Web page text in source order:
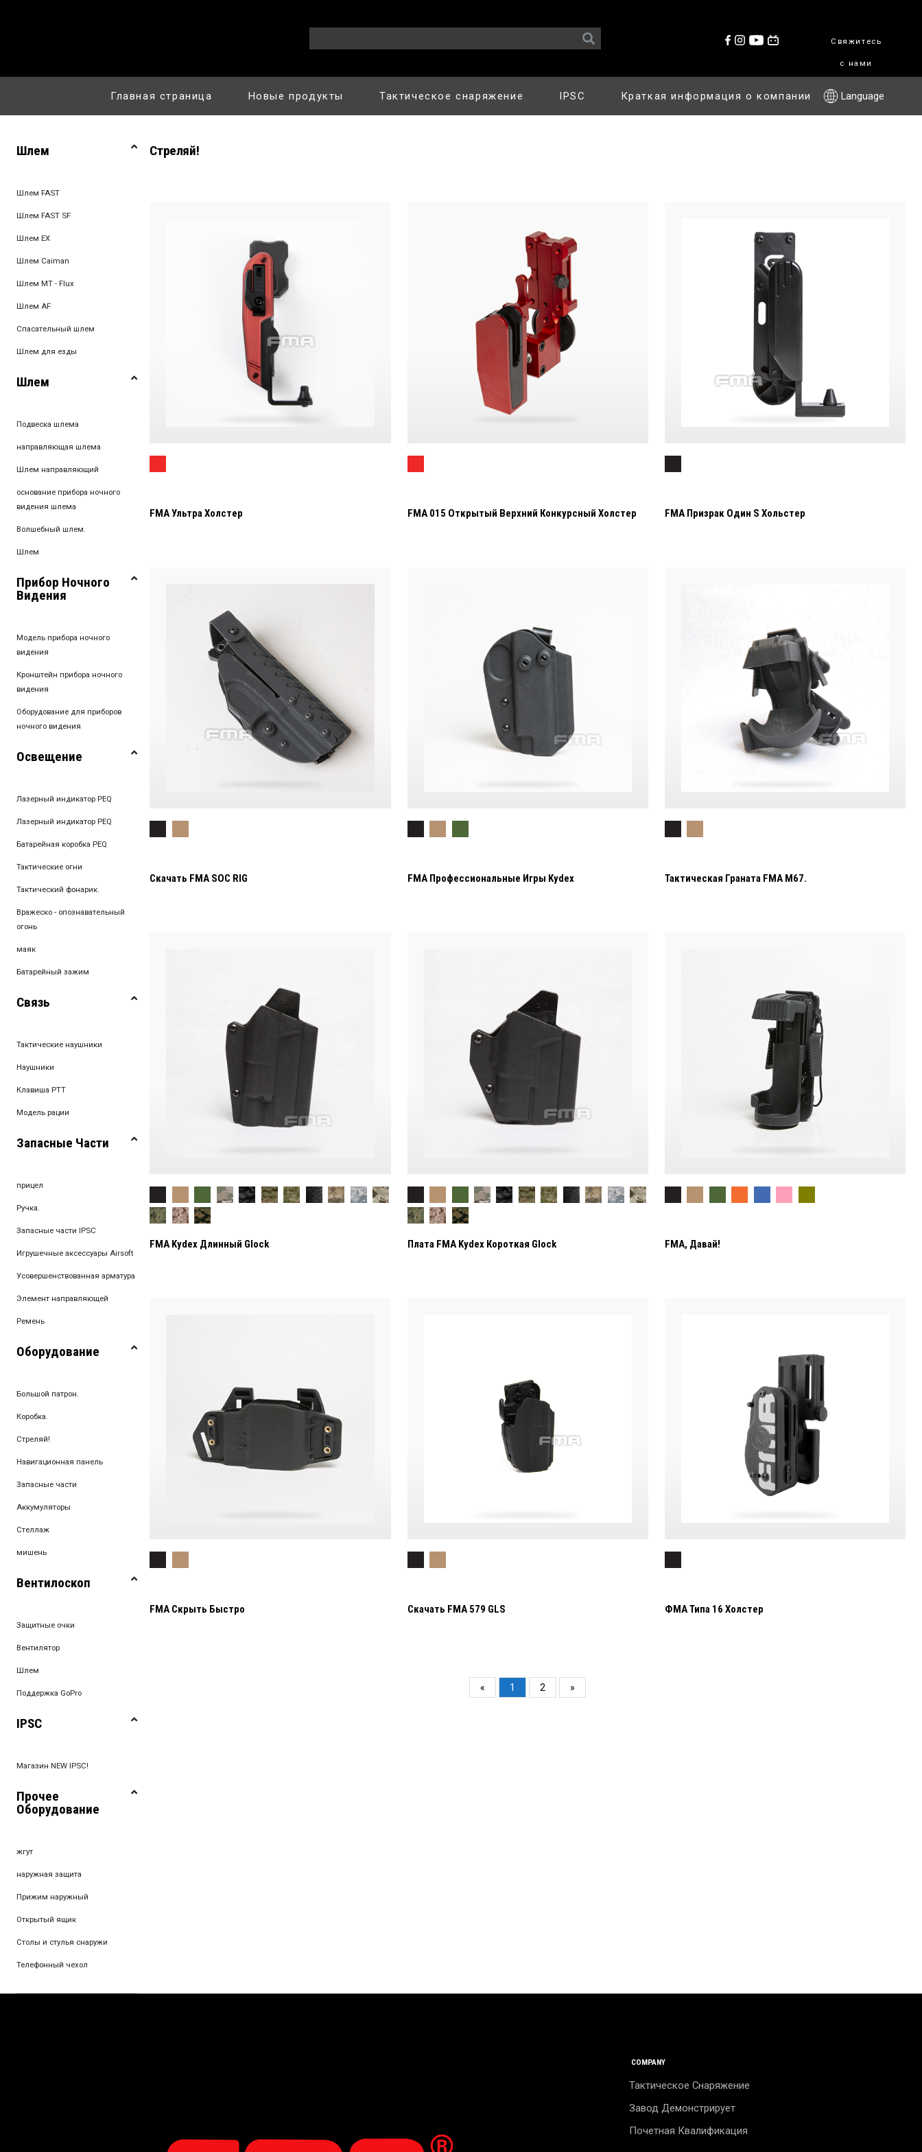
Свяжитесь
с нами
Главная страница Новые продукты Тактическое снаряжение IPSC Краткая информация о компании Language
Шлем
Шлем FAST
Шлем FAST SF
Шлем EX
Шлем Caiman
Шлем MT - Flux
Шлем AF
Спасательный шлем
Шлем для езды
Шлем
Подвеска шлема
направляющая шлема
Шлем направляющий
основание прибора ночного
видения шлема
Волшебный шлем.
Шлем
Прибор Ночного
Видения
Модель прибора ночного
видения
Кронштейн прибора ночного
видения
Оборудование для приборов
ночного видения
Освещение
Лазерный индикатор PEQ
Лазерный индикатор PEQ
Батарейная коробка PEQ
Тактические огни
Тактический фонарик.
Вражеско - опознавательный
огонь
маяк
Батарейный зажим
Связь
Тактические наушники
Наушники
Клавиша PTT
Модель рации
Запасные Части
прицел
Ручка.
Запасные части IPSC
Игрушечные аксессуары Airsoft
Усовершенствованная арматура
Элемент направляющей
Ремень
Оборудование
Большой патрон.
Коробка.
Стреляй!
Навигационная панель
Запасные части
Аккумуляторы
Стеллаж
мишень
Вентилоскоп
Защитные очки
Вентилятор
Шлем
Поддержка GoPro
IPSC
Магазин NEW IPSC!
Прочее
Оборудование
жгут
наружная защита
Прижим наружный
Открытый ящик
Столы и стулья снаружи
Телефонный чехол
Стреляй!
FMA Ультра Холстер FMA 015 Открытый Верхний Конкурсный Холстер FMA Призрак Один S Хольстер
Скачать FMA SOC RIG FMA Профессиональные Игры Kydex Тактическая Граната FMA M67.
FMA Kydex Длинный Glock Плата FMA Kydex Короткая Glock FMA, Давай!
FMA Скрыть Быстро Скачать FMA 579 GLS ФМА Типа 16 Холстер
« 1 2 »
COMPANY
Тактическое Снаряжение
Завод Демонстрирует
Почетная Квалификация